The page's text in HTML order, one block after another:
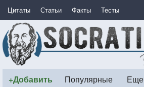
Цитаты Статьи Факты Тесты
+Добавить Популярные Еще